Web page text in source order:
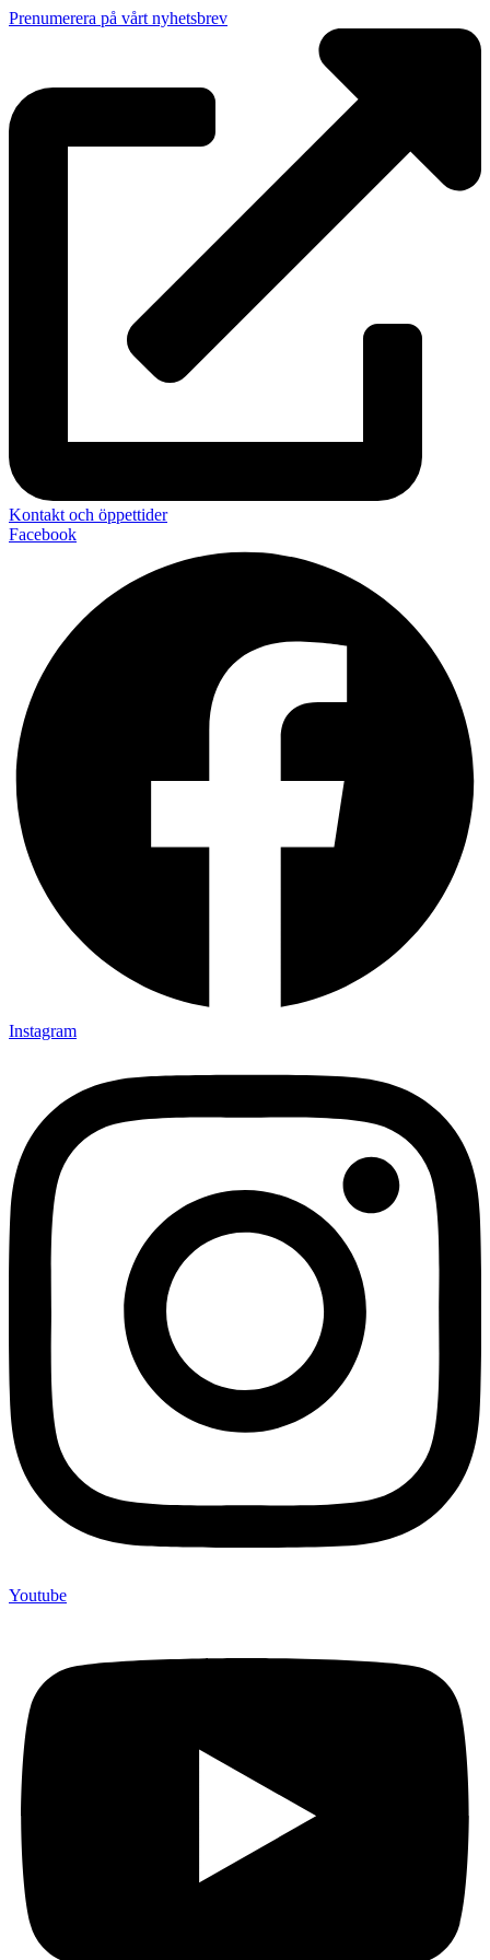
Prenumerera på vårt nyhetsbrev
Kontakt och öppettider
Facebook
Instagram
Youtube